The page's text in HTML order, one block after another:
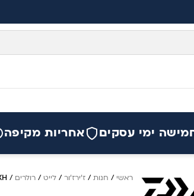
ימי עסקים אחריות מקיפה
ראשי / חנות/ ז'ירז'ור/ לייט/ רולרים /